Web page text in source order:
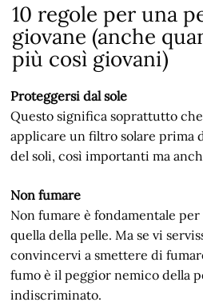
10 regole per una
giovane (anche
più così giovani)
Proteggersi dal sole
Questo significa soprattutto
applicare un filtro solare prima
del soli, così importanti ma
Non fumare
Non fumare è fondamentale per
quella della pelle. Ma se vi
convincervi a smettere di
fumo è il peggior nemico della
indiscriminato.